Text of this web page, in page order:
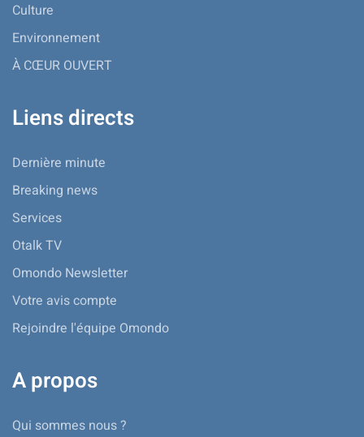
Culture
Environnement
À CŒUR OUVERT
Liens directs
Dernière minute
Breaking news
Services
Otalk TV
Omondo Newsletter
Votre avis compte
Rejoindre l'équipe Omondo
A propos
Qui sommes nous ?